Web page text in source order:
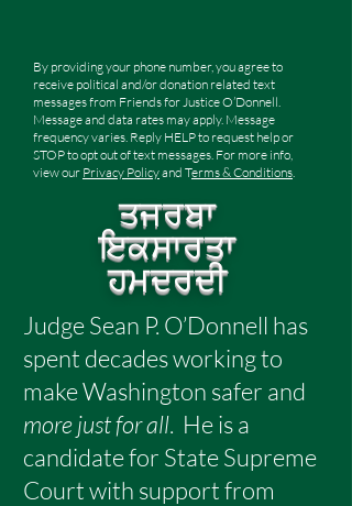
By providing your phone number, you agree to
receive political and/or donation related text
messages from Friends for Justice O’Donnell.
Message and data rates may apply. Message
frequency varies. Reply HELP to request help or
STOP to opt out of text messages. For more info,
view our Privacy Policyand Terms & Conditions.
ਤਜਰਬਾ
ਇਕਸਾਰਤਾ
ਹਮਦਰਦੀ
Judge Sean P. O’Donnell has
spent decades working to
make Washington safer and
more just for all. He is a
candidate for State Supreme
Court with support from